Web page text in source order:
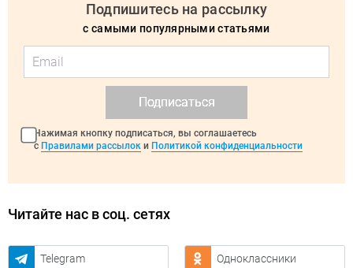
Подпишитесь на рассылку
с самыми популярными статьями
Подписаться
Нажимая кнопку подписаться, вы соглашаетесь
с Правилами рассылок и Политикой конфиденциальности
Читайте нас в соц. сетях
Telegram Одноклассники